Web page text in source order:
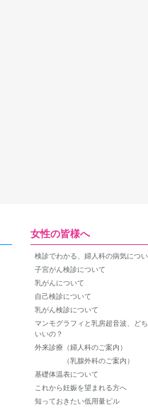
女性の皆様へ
検診でわかる、婦人科の病気につ
子宮がん検診について
乳がんについて
自己検診について
乳がん検診について
マンモグラフィと乳房超音波、ど
いいの？
外来診療（婦人科のご案内）
（乳腺外科のご案内）
基礎体温表について
これから妊娠を望まれる方へ
知っておきたい低用量ピル